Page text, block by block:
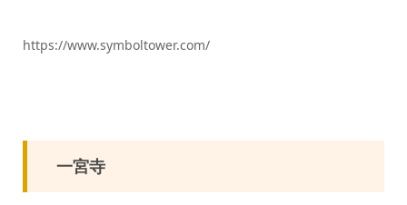
https://www.symboltower.com/
一宮寺